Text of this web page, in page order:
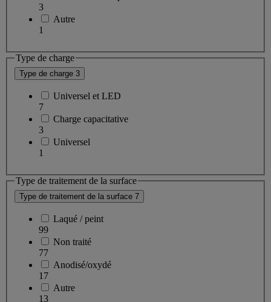
3
Autre
1
Type de charge
Type de charge 3
Universel et LED
7
Charge capacitative
3
Universel
1
Type de traitement de la surface
Type de traitement de la surface 7
Laqué / peint
99
Non traité
77
Anodisé/oxydé
17
Autre
13